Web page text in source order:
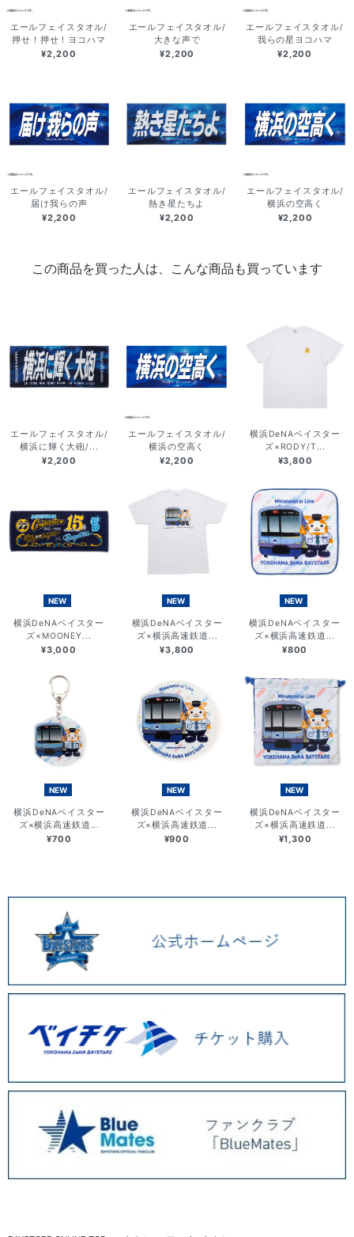
エールフェイスタオル/
押せ！押せ！ヨコハマ
¥2,200
エールフェイスタオル/
大きな声で
¥2,200
エールフェイスタオル/
我らの星ヨコハマ
¥2,200
エールフェイスタオル/
届け我らの声
¥2,200
エールフェイスタオル/
熱き星たちよ
¥2,200
エールフェイスタオル/
横浜の空高く
¥2,200
この商品を買った人は、こんな商品も買っています
エールフェイスタオル/
横浜に輝く大砲/...
¥2,200
エールフェイスタオル/
横浜の空高く
¥2,200
横浜DeNAベイスター
ズ×RODY/T...
¥3,800
NEW
横浜DeNAベイスター
ズ×MOONEY...
¥3,000
NEW
横浜DeNAベイスター
ズ×横浜高速鉄道...
¥3,800
NEW
横浜DeNAベイスター
ズ×横浜高速鉄道...
¥800
NEW
横浜DeNAベイスター
ズ×横浜高速鉄道...
¥700
NEW
横浜DeNAベイスター
ズ×横浜高速鉄道...
¥900
NEW
横浜DeNAベイスター
ズ×横浜高速鉄道...
¥1,300